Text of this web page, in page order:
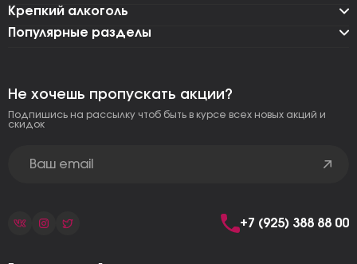
Крепкий алкоголь
Популярные разделы
Не хочешь пропускать акции?
Подпишись на рассылку чтоб быть в курсе всех новых акций и
скидок
+7 (925) 388 88 00